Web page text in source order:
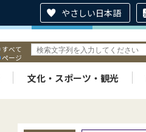
やさしい日本語
すべて
ページ
文化・スポーツ・観光